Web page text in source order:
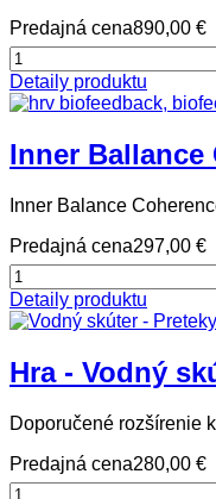
Predajná cena890,00 €
Detaily produktu
Inner Ballance
Inner Balance
Predajná cena297,00 €
Detaily produktu
Hra - Vodný
Doporučené rozšírenie
Predajná cena280,00 €